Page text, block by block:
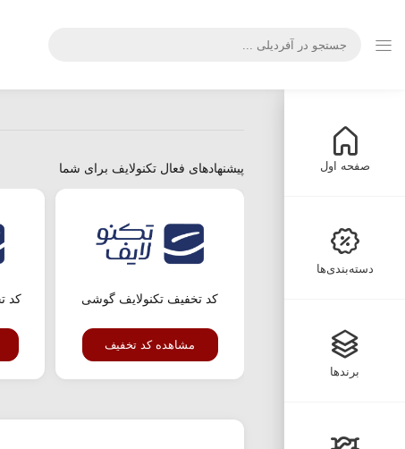
صفحه اول
دسته‌بندی‌ها
برندها
پیشنهادهای فعال تکنولایف برای شما
کد تخفیف تکنولایف گوشی
مشاهده کد تخفیف
کد